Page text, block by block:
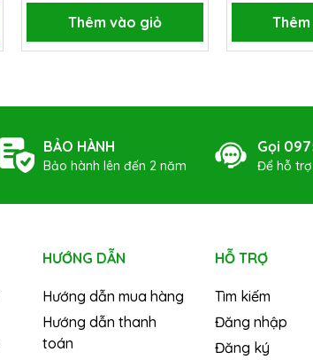
Thêm vào giỏ
BẢO HÀNH
Bảo hành lên đến 2 năm
Gọi
Để hỗ
HƯỚNG DẪN
Hướng dẫn mua hàng
Hướng dẫn thanh
toán
HỖ TRỢ
Tìm kiếm
Đăng nhập
Đăng ký